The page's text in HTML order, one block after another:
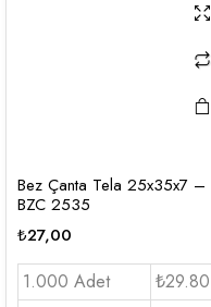
Bez Çanta Tela 25x35x7 –
BZC 2535
₺27,00
1.000 Adet
₺29.80